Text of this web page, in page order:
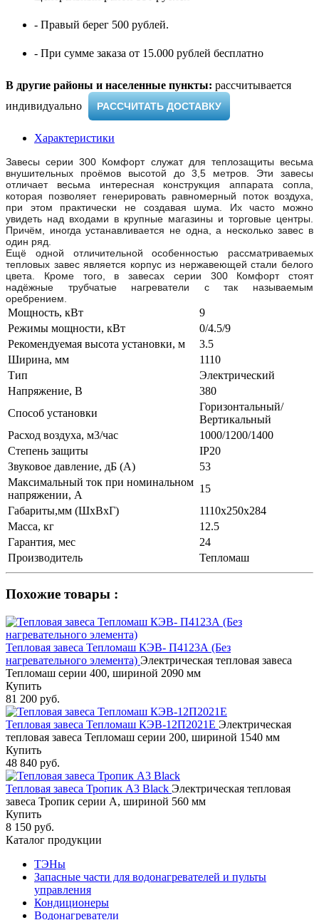
- Правый берег 500 рублей.
- При сумме заказа от 15.000 рублей бесплатно
В другие районы и населенные пункты: рассчитывается
индивидуально ​
РАССЧИТАТЬ ДОСТАВКУ
Характеристики
Завесы серии 300 Комфорт служат для теплозащиты весьма
внушительных проёмов высотой до 3,5 метров. Эти завесы
отличает весьма интересная конструкция аппарата сопла,
которая позволяет генерировать равномерный поток воздуха,
при этом практически не создавая шума. Их часто можно
увидеть над входами в крупные магазины и торговые центры.
Причём, иногда устанавливается не одна, а несколько завес в
один ряд.
Ещё одной отличительной особенностью рассматриваемых
тепловых завес является корпус из нержавеющей стали белого
цвета. Кроме того, в завесах серии 300 Комфорт стоят
надёжные трубчатые нагреватели с так называемым
оребрением.
Мощность, кВт
9
Режимы мощности, кВт
0/4.5/9
Рекомендуемая высота установки, м
3.5
Ширина, мм
1110
Тип
Электрический
Напряжение, В
380
Способ установки
Горизонтальный/
Вертикальный
Расход воздуха, м3/час
1000/1200/1400
Степень защиты
IP20
Звуковое давление, дБ (A)
53
Максимальный ток при номинальном
напряжении, А
15
Габариты,мм (ШхВхГ)
1110х250х284
Масса, кг
12.5
Гарантия, мес
24
Производитель
Тепломаш
Похожие товары :
Тепловая завеса Тепломаш КЭВ- П4123А (Без
нагревательного элемента) Электрическая тепловая завеса
Тепломаш серии 400, шириной 2090 мм
Купить
81 200 руб.
Тепловая завеса Тепломаш КЭВ-12П2021Е Электрическая
тепловая завеса Тепломаш серии 200, шириной 1540 мм
Купить
48 840 руб.
Тепловая завеса Тропик А3 Black Электрическая тепловая
завеса Тропик серии А, шириной 560 мм
Купить
8 150 руб.
Каталог продукции
ТЭНы
Запасные части для водонагревателей и пульты
управления
Кондиционеры
Водонагреватели